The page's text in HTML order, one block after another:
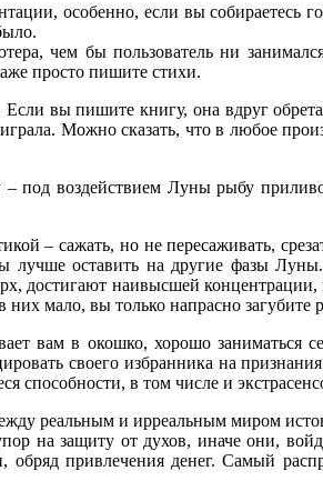
особенно, если вы собираетесь
чем бы пользователь ни
просто пишите стихи.
вы пишите книгу, она вдруг
Можно сказать, что в любое
под воздействием Луны рыбу
– сажать, но не пересаживать,
лучше оставить на другие фазы
достигают наивысшей
мало, вы только напрасно загубите
вам в окошко, хорошо заниматься
своего избранника на
способности, в том числе и
реальным и ирреальным миром
на защиту от духов, иначе они,
привлечения денег. Самый